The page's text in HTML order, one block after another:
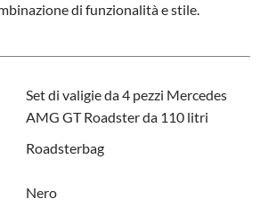
di funzionalità e stile.
Set di valigie da 4 pezzi Mercedes
AMG GT Roadster da 110 litri
Roadsterbag
Nero